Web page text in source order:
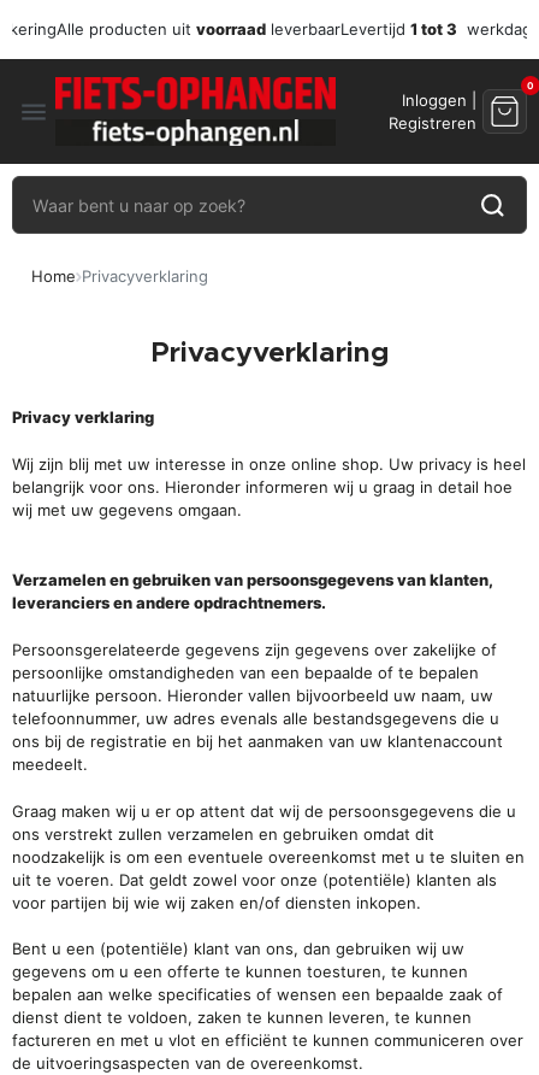
Alle producten uit voorraad leverbaarLevertijd 1 tot 3
menu
Inloggen |
Registreren
0
Home Privacyverklaring
Privacyverklaring
Privacy verklaring
Wij zijn blij met uw interesse in onze online shop. Uw privacy is heel
belangrijk voor ons. Hieronder informeren wij u graag in detail hoe
wij met uw gegevens omgaan.
Verzamelen en gebruiken van persoonsgegevens van klanten,
leveranciers en andere opdrachtnemers.
Persoonsgerelateerde gegevens zijn gegevens over zakelijke of
persoonlijke omstandigheden van een bepaalde of te bepalen
natuurlijke persoon. Hieronder vallen bijvoorbeeld uw naam, uw
telefoonnummer, uw adres evenals alle bestandsgegevens die u
ons bij de registratie en bij het aanmaken van uw klantenaccount
meedeelt.
Graag maken wij u er op attent dat wij de persoonsgegevens die u
ons verstrekt zullen verzamelen en gebruiken omdat dit
noodzakelijk is om een eventuele overeenkomst met u te sluiten en
uit te voeren. Dat geldt zowel voor onze (potentiële) klanten als
voor partijen bij wie wij zaken en/of diensten inkopen.
Bent u een (potentiële) klant van ons, dan gebruiken wij uw
gegevens om u een offerte te kunnen toesturen, te kunnen
bepalen aan welke specificaties of wensen een bepaalde zaak of
dienst dient te voldoen, zaken te kunnen leveren, te kunnen
factureren en met u vlot en efficiënt te kunnen communiceren over
de uitvoeringsaspecten van de overeenkomst.